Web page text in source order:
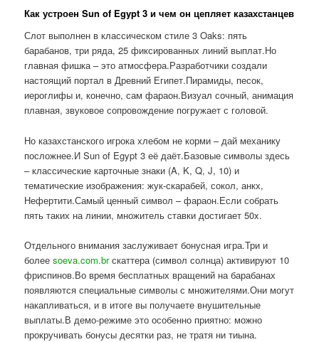
Как устроен Sun of Egypt 3 и чем он цепляет казахстанцев
Слот выполнен в классическом стиле 3 Oaks: пять
барабанов, три ряда, 25 фиксированных линий выплат.Но
главная фишка – это атмосфера.Разработчики создали
настоящий портал в Древний Египет.Пирамиды, песок,
иероглифы и, конечно, сам фараон.Визуал сочный, анимация
плавная, звуковое сопровождение погружает с головой.
Но казахстанского игрока хлебом не корми – дай механику
посложнее.И Sun of Egypt 3 её даёт.Базовые символы здесь
– классические карточные знаки (A, K, Q, J, 10) и
тематические изображения: жук-скарабей, сокол, анкх,
Нефертити.Самый ценный символ – фараон.Если собрать
пять таких на линии, множитель ставки достигает 50x.
Отдельного внимания заслуживает бонусная игра.Три и
болееsoeva.com.brскаттера (символ солнца) активируют 10
фриспинов.Во время бесплатных вращений на барабанах
появляются специальные символы с множителями.Они могут
накапливаться, и в итоге вы получаете внушительные
выплаты.В демо-режиме это особенно приятно: можно
прокручивать бонусы десятки раз, не тратя ни тиына.